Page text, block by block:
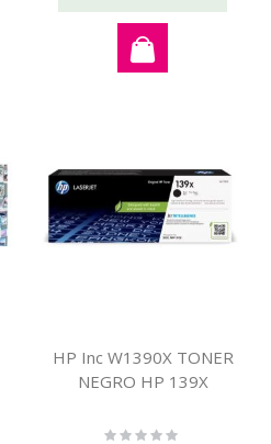
HP Inc W1390X TONER
NEGRO HP 139X
Rating: